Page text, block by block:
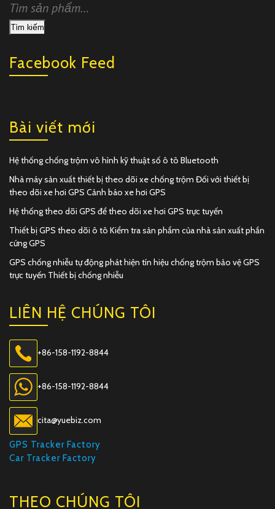
Tìm kiếm
Facebook Feed
Bài viết mới
Hệ thống chống trộm vô hình kỹ thuật số ô tô Bluetooth
Nhà máy sản xuất thiết bị theo dõi xe chống trộm Đối với thiết bị
theo dõi xe hơi GPS Cảnh báo xe hơi GPS
Hệ thống theo dõi GPS để theo dõi xe hơi GPS trực tuyến
Thiết bị GPS theo dõi ô tô Kiểm tra sản phẩm của nhà sản xuất phần
cứng GPS
GPS chống nhiễu tự động phát hiện tín hiệu chống trộm bảo vệ GPS
trực tuyến Thiết bị chống nhiễu
LIÊN HỆ CHÚNG TÔI
+86-158-1192-8844
+86-158-1192-8844
cita@yuebiz.com
GPS Tracker Factory
Car Tracker Factory
THEO CHÚNG TÔI